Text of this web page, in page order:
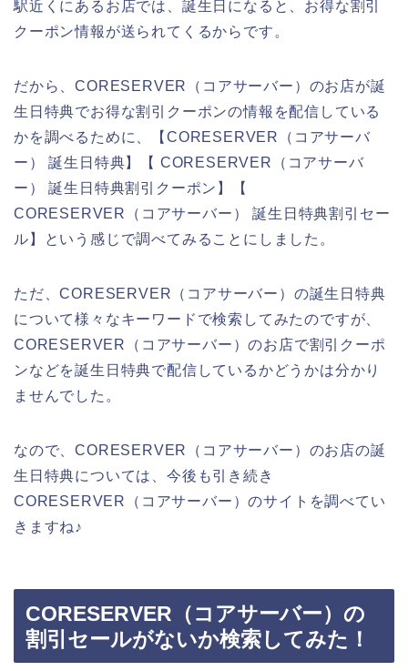
駅近くにあるお店では、誕生日になると、お得な割引
クーポン情報が送られてくるからです。
だから、CORESERVER（コアサーバー）のお店が誕
生日特典でお得な割引クーポンの情報を配信している
かを調べるために、【CORESERVER（コアサーバ
ー） 誕生日特典】【 CORESERVER（コアサーバ
ー） 誕生日特典割引クーポン】【
CORESERVER（コアサーバー） 誕生日特典割引セー
ル】という感じで調べてみることにしました。
ただ、CORESERVER（コアサーバー）の誕生日特典
について様々なキーワードで検索してみたのですが、
CORESERVER（コアサーバー）のお店で割引クーポ
ンなどを誕生日特典で配信しているかどうかは分かり
ませんでした。
なので、CORESERVER（コアサーバー）のお店の誕
生日特典については、今後も引き続き
CORESERVER（コアサーバー）のサイトを調べてい
きますね♪
CORESERVER（コアサーバー）の
割引セールがないか検索してみた！